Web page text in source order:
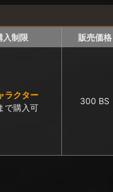
入制限 販売価格
ラクター
で購入可
300 BS